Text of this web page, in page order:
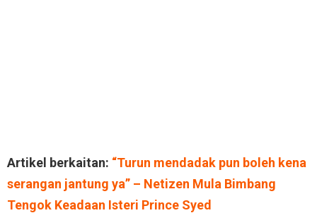
Artikel berkaitan: “Turun mendadak pun boleh kena
serangan jantung ya” – Netizen Mula Bimbang
Tengok Keadaan Isteri Prince Syed